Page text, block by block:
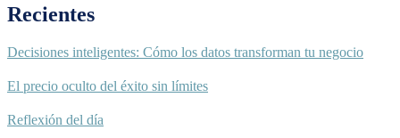
Recientes
Decisiones inteligentes: Cómo los datos transforman tu negocio
El precio oculto del éxito sin límites
Reflexión del día